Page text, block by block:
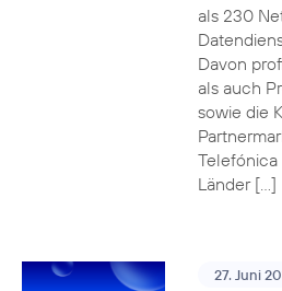
als 230
Davon
als auch
sowie die
Länder […]
27. Juni